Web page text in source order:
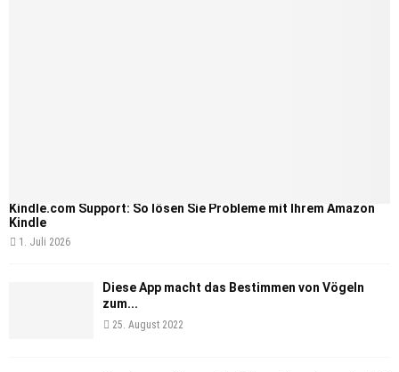
Kindle.com Support: So lösen Sie Probleme mit Ihrem Amazon
Kindle
1. Juli 2026
Diese App macht das Bestimmen von Vögeln
zum...
25. August 2022